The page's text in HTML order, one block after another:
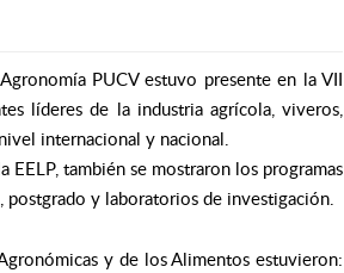
PUCV estuvo presente en la VII
líderes de la industria agrícola, viveros,
internacional y nacional.
también se mostraron los programas
y laboratorios de investigación.
y de los Alimentos estuvieron: